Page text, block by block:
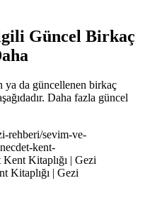
Güncel Birkaç
ya da güncellenen birkaç
Daha fazla güncel
rehberi/sevim-ve-
kent-
Kitaplığı | Gezi
Kitaplığı | Gezi